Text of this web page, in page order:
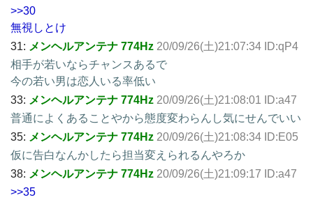
>>30
無視しとけ
31: メンヘルアンテナ 774Hz 20/09/26(土)21:07:34 ID:qP4
相手が若いならチャンスあるで
今の若い男は恋人いる率低い
33: メンヘルアンテナ 774Hz 20/09/26(土)21:08:01 ID:a47
普通によくあることやから態度変わらんし気にせんでいい
35: メンヘルアンテナ 774Hz 20/09/26(土)21:08:34 ID:E05
仮に告白なんかしたら担当変えられるんやろか
38: メンヘルアンテナ 774Hz 20/09/26(土)21:09:17 ID:a47
>>35